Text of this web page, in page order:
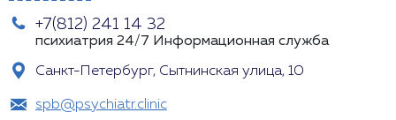
+7(812) 241 14 32
психиатрия 24/7 Информационная служба
Санкт-Петербург, Сытнинская улица, 10
spb@psychiatr.clinic